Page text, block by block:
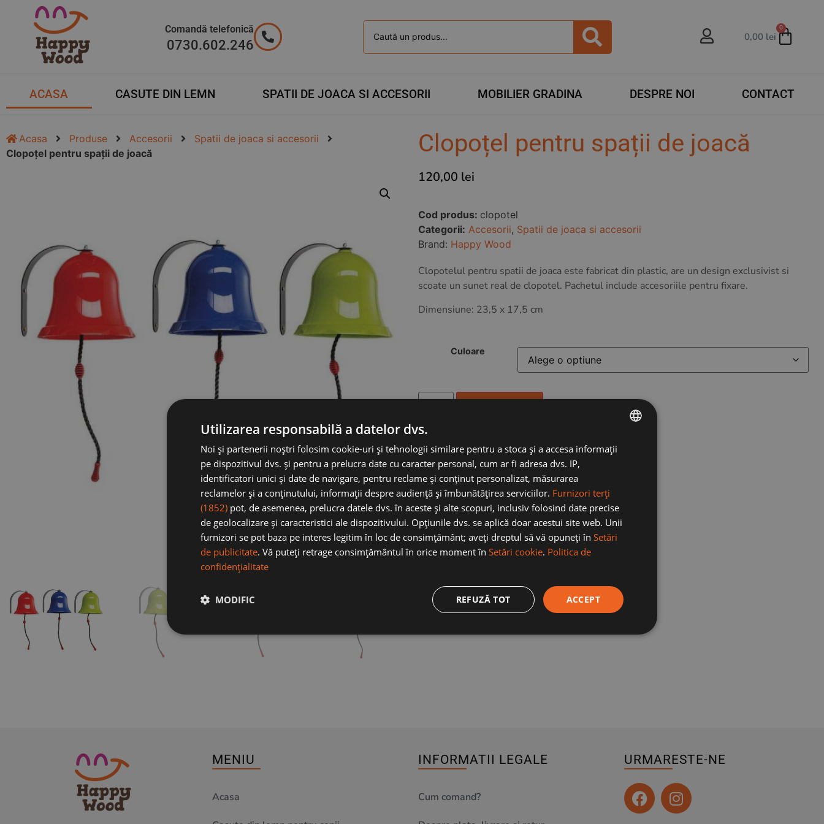
Comandă telefonică
0730.602.246
0,00 lei
0
ACASA CASUTE DIN LEMN SPATII DE JOACA SI ACCESORII MOBILIER GRADINA DESPRE NOI CONTACT
Acasa Produse Accesorii
Spatii de joaca si accesorii
Clopoțel pentru spații de joacă
Clopoțel pentru spații de joacă
120,00 lei
Cod produs: clopotel
Categorii: Accesorii, Spatii de joaca si accesorii
Brand: Happy Wood
Clopotelul pentru spatii de joaca este fabricat din plastic, are un design exclusivist si
scoate un sunet real de clopotel. Pachetul include accesoriile pentru fixare.
Dimensiune: 23,5 x 17,5 cm
Culoare
MENIU
Acasa
INFORMATII LEGALE
Cum comand?
URMARESTE-NE
ROMANIAN
Utilizarea responsabilă a datelor dvs.
Noi și partenerii noștri folosim cookie-uri și tehnologii similare pentru a stoca și a accesa informații
pe dispozitivul dvs. și pentru a prelucra date cu caracter personal, cum ar fi adresa dvs. IP,
identificatori unici și date de navigare, pentru reclame și conținut personalizat, măsurarea
reclamelor și a conținutului, informații despre audiență și îmbunătățirea serviciilor. Furnizori terți
(1852) pot, de asemenea, prelucra datele dvs. în aceste și alte scopuri, inclusiv folosind date precise
de geolocalizare și caracteristici ale dispozitivului. Opțiunile dvs. se aplică doar acestui site web. Unii
furnizori se pot baza pe interes legitim în loc de consimțământ; aveți dreptul să vă opuneți în Setări
de publicitate. Vă puteți retrage consimțământul în orice moment în Setări cookie. Politica de
confidențialitate
ACCEPT
REFUZĂ TOT
MODIFIC